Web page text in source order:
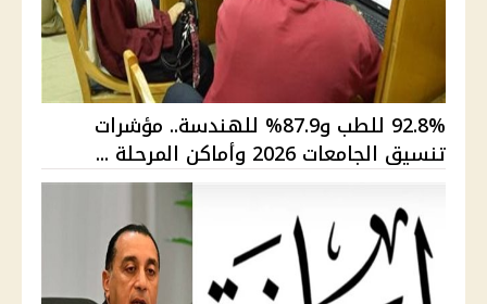
92.8% للطب و87.9% للهندسة.. مؤشرات
تنسيق الجامعات 2026 وأماكن المرحلة ...